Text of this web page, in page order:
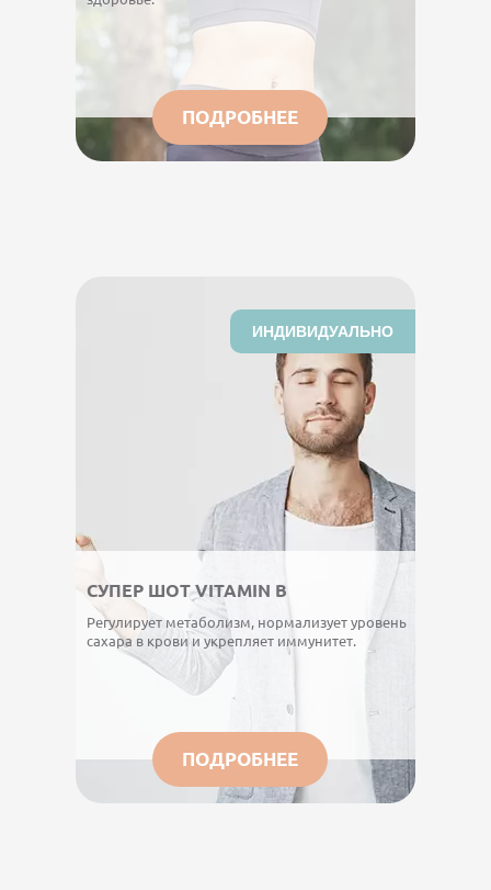
ПОДРОБНЕЕ
ИНДИВИДУАЛЬНО
СУПЕР ШОТ VITAMIN B
Регулирует метаболизм, нормализует уровень
сахара в крови и укрепляет иммунитет.
ПОДРОБНЕЕ